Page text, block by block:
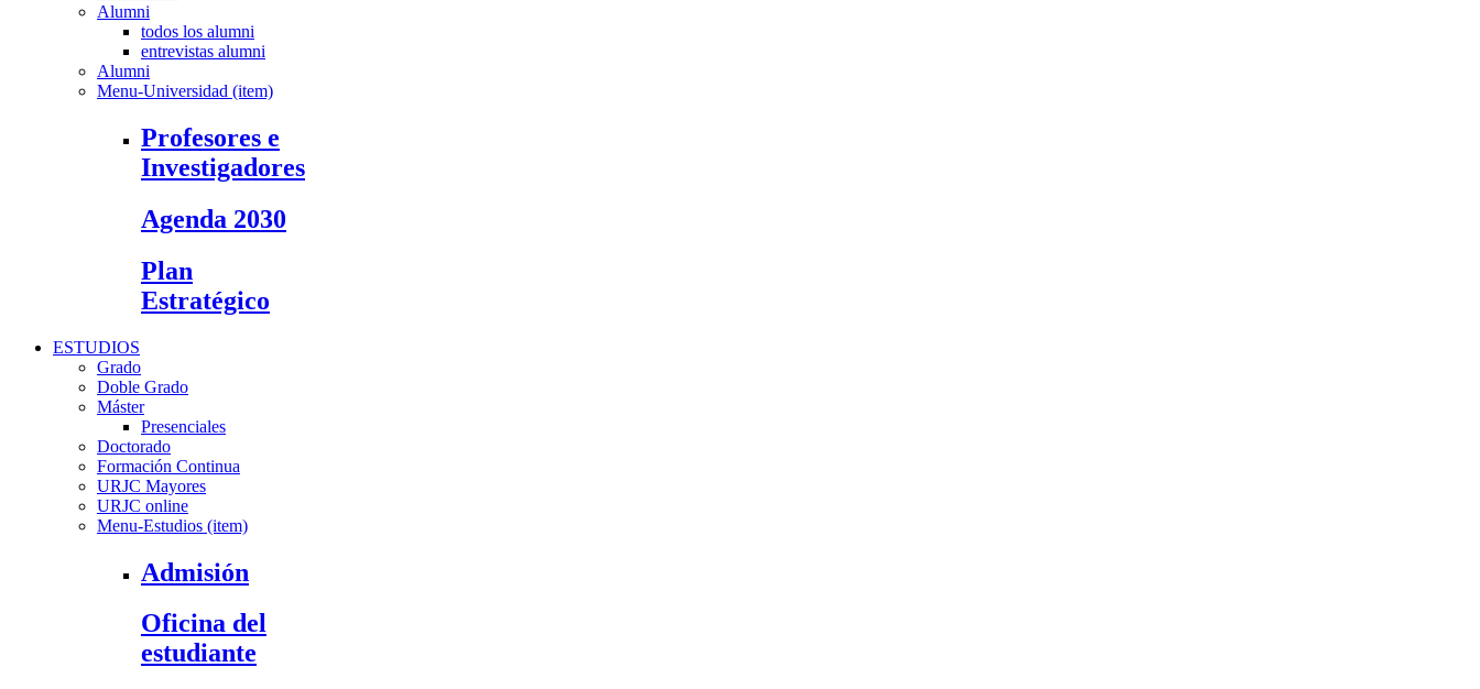
Alumni
todos los alumni
entrevistas alumni
Alumni
Menu-Universidad (item)
Profesores e
Investigadores
Agenda 2030
Plan
Estratégico
ESTUDIOS
Grado
Doble Grado
Máster
Presenciales
Doctorado
Formación Continua
URJC Mayores
URJC online
Menu-Estudios (item)
Admisión
Oficina del
estudiante